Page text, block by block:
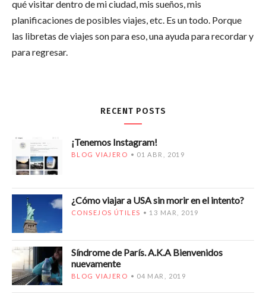
qué visitar dentro de mi ciudad, mis sueños, mis
planificaciones de posibles viajes, etc. Es un todo. Porque
las libretas de viajes son para eso, una ayuda para recordar y
para regresar.
RECENT POSTS
¡Tenemos Instagram!
BLOG VIAJERO 01 ABR, 2019
¿Cómo viajar a USA sin morir en el intento?
CONSEJOS ÚTILES 13 MAR, 2019
Síndrome de París. A.K.A Bienvenidos
nuevamente
BLOG VIAJERO 04 MAR, 2019